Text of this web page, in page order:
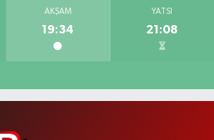
AKŞAM
19:34
YATSI
21:08